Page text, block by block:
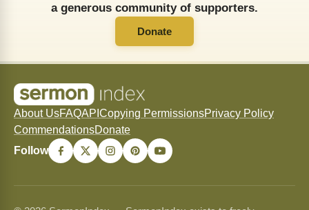
a generous community of supporters.
Donate
About UsFAQAPI Copying PermissionsPrivacy Policy
CommendationsDonate
Follow